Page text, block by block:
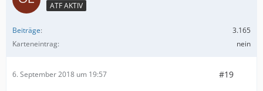
ATF AKTIV
Beiträge
3.165
Karteneintrag
nein
6. September 2018 um 19:57 #19